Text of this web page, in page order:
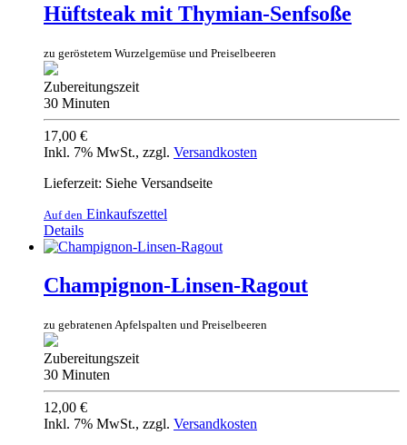
Hüftsteak mit Thymian-Senfsoße
zu geröstetem Wurzelgemüse und Preiselbeeren
Zubereitungszeit
30 Minuten
17,00 €
Inkl. 7% MwSt., zzgl. Versandkosten
Lieferzeit: Siehe Versandseite
Auf den Einkaufszettel
Details
Champignon-Linsen-Ragout
zu gebratenen Apfelspalten und Preiselbeeren
Zubereitungszeit
30 Minuten
12,00 €
Inkl. 7% MwSt., zzgl. Versandkosten